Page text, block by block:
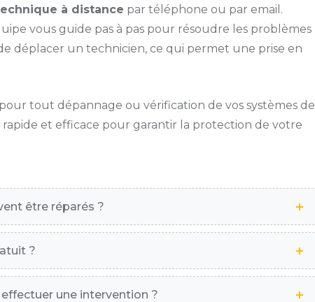
à distance par téléphone ou par email.
vous guide pas à pas pour résoudre les problèmes
déplacer un technicien, ce qui permet une prise en
tout dépannage ou vérification de vos systèmes de
rapide et efficace pour garantir la protection de votre
être réparés ?
?
une intervention ?